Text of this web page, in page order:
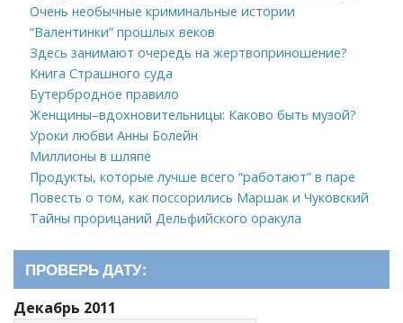
Очень необычные криминальные истории
“Валентинки” прошлых веков
Здесь занимают очередь на жертвоприношение?
Книга Страшного суда
Бутербродное правило
Женщины–вдохновительницы: Каково быть музой?
Уроки любви Анны Болейн
Миллионы в шляпе
Продукты, которые лучше всего “работают” в паре
Повесть о том, как поссорились Маршак и Чуковский
Тайны прорицаний Дельфийского оракула
ПРОВЕРЬ ДАТУ:
Декабрь 2011